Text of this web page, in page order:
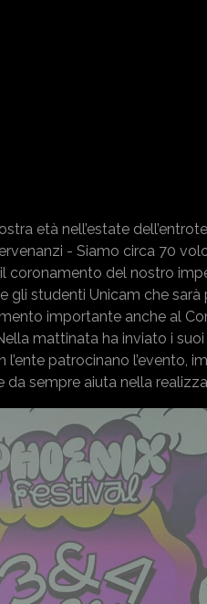
età nell’estate
- Siamo circa 70
coronamento del nostro
studenti Unicam che sarà
importante anche al
mattinata ha inviato i
patrocinano l’evento,
sempre aiuta nella